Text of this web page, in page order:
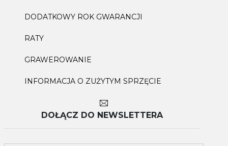
DODATKOWY ROK GWARANCJI
RATY
GRAWEROWANIE
INFORMACJA O ZUŻYTYM SPRZĘCIE
DOŁĄCZ DO NEWSLETTERA